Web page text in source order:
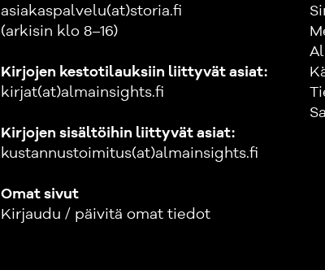
asiakaspalvelu(at)storia.fi
(arkisin klo 8–16)
Kirjojen kestotilauksiin liittyvät asiat:
kirjat(at)almainsights.fi
Kirjojen sisältöihin liittyvät asiat:
kustannustoimitus(at)almainsights.fi
Omat sivut
Kirjaudu / päivitä omat tiedot